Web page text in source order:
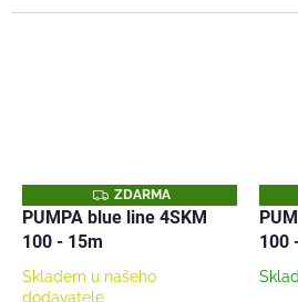
Z
D
A
A
ZDARMA
PUMPA blue line 4SKM
100 - 15m
Skladem u našeho
dodavatele
100